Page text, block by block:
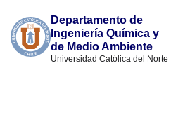
Departamento de
Ingeniería Química y
de Medio Ambiente
Universidad Católica del Norte